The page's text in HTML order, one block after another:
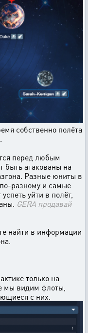
собственно полёта
перед любым
быть атакованы на
Разные юниты в
разному и самые
уйти в полёт,
GERA продавай
найти в информации
только на
мы видим флоты,
с них.